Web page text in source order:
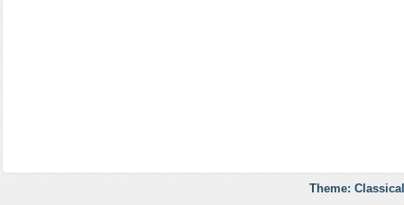
Theme: